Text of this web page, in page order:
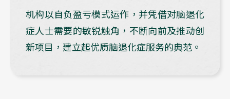
机构以自负盈亏模式运作，并凭借对脑退化
症人士需要的敏锐触角，不断向前及推动创
新项目，建立起优质脑退化症服务的典范。